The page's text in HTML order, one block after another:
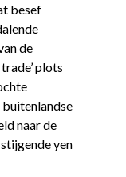
besef
de
plots
naar de
yen